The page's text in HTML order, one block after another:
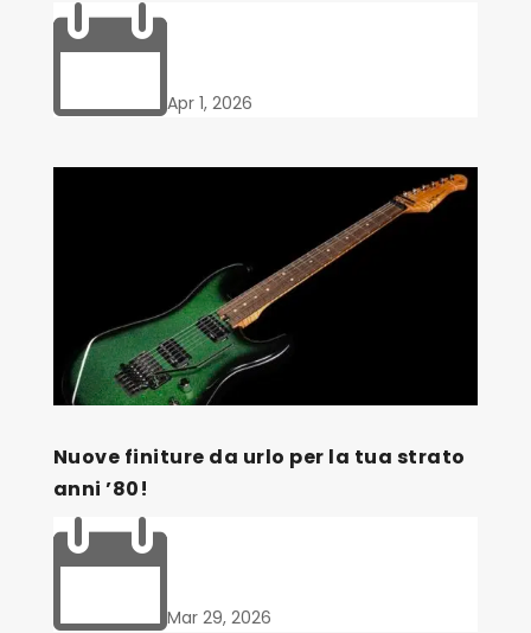
Apr 1, 2026
Nuove finiture da urlo per la tua strato
anni ’80!
Mar 29, 2026